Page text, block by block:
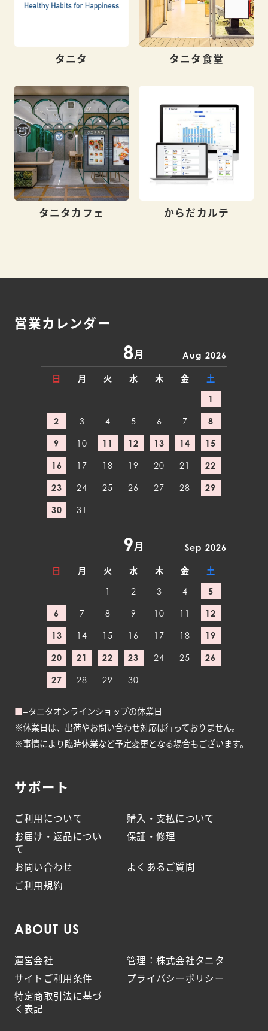
タニタ タニタ食堂
タニタカフェ からだカルテ
営業カレンダー
8月 Aug 2026
日 月 火 水 木 金
土
1
2 3 4 5 6 7 8
9 10 11 12 13 14 15
16 17 18 19 20 21 22
23 24 25 26 27 28 29
30 31
9月 Sep 2026
日 月 火 水 木 金
土
1
2 3 4 5
6 7 8 9 10 11 12
13 14 15 16 17 18 19
20 21 22 23 24 25 26
27 28 29 30
■=タニタオンラインショップの休業日
※休業日は、出荷やお問い合わせ対応は行っておりません。
※事情により臨時休業など予定変更となる場合もございます。
サポート
ご利用について
購入・支払について
お届け・返品につい
て
保証・修理
お問い合わせ
よくあるご質問
ご利用規約
ABOUT US
運営会社
管理：株式会社タニタ
サイトご利用条件
プライバシーポリシー
特定商取引法に基づ
く表記